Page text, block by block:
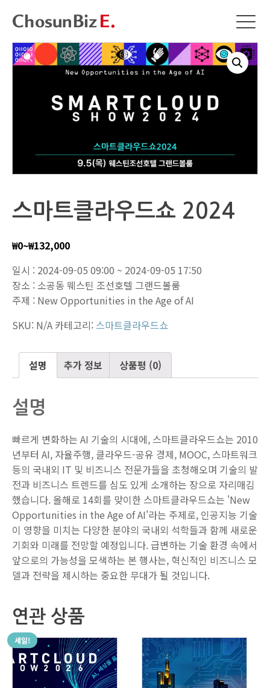
스마트클라우드쇼 2024
₩0~₩132,000
일시 : 2024-09-05 09:00 ~ 2024-09-05 17:50
장소 : 소공동 웨스틴 조선호텔 그랜드볼룸
주제 : New Opportunities in the Age of AI
SKU: N/A 카테고리: 스마트클라우드쇼
설명 추가 정보 상품평 (0)
설명
빠르게 변화하는 AI 기술의 시대에, 스마트클라우드쇼는 2010
년부터 AI, 자율주행, 클라우드-공유 경제, MOOC, 스마트워크
등의 국내외 IT 및 비즈니스 전문가들을 초청해오며 기술의 발
전과 비즈니스 트렌드를 심도 있게 소개하는 장으로 자리매김
했습니다. 올해로 14회를 맞이한 스마트클라우드쇼는 'New
Opportunities in the Age of AI'라는 주제로, 인공지능 기술
이 영향을 미치는 다양한 분야의 국내외 석학들과 함께 새로운
기회와 미래를 전망할 예정입니다. 급변하는 기술 환경 속에서
앞으로의 가능성을 모색하는 본 행사는, 혁신적인 비즈니스 모
델과 전략을 제시하는 중요한 무대가 될 것입니다.
연관 상품
세일!